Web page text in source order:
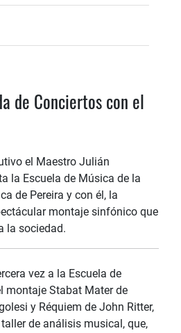
de Conciertos con el
el Maestro Julián
la Escuela de Música de la
de Pereira y con él, la
montaje sinfónico que
la sociedad.
vez a la Escuela de
montaje Stabat Mater de
y Réquiem de John Ritter,
de análisis musical, que,